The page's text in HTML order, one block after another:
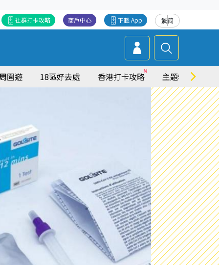
繁简
下載 App
商戶中心
社群打卡攻略
圍遊 18區好去處 香港打卡攻略 主題特集